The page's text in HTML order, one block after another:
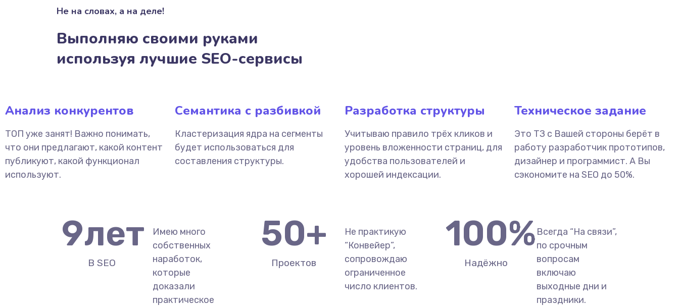
Не на словах, а на деле!
Выполняю своими руками
используя лучшие SEO-сервисы
Анализ конкурентов
ТОП уже занят! Важно понимать,
что они предлагают, какой контент
публикуют, какой функционал
используют.
Семантика с разбивкой
Кластеризация ядра на сегменты
будет использоваться для
составления структуры.
Разработка структуры
Учитываю правило трёх кликов и
уровень вложенности страниц, для
удобства пользователей и
хорошей индексации.
Техническое задание
Это ТЗ с Вашей стороны берёт в
работу разработчик прототипов,
дизайнер и программист. А Вы
сэкономите на SEO до 50%.
9лет
В SEO
Имею много
собственных
наработок,
которые
доказали
практическое
50+
Проектов
Не практикую
“Конвейер”,
сопровождаю
ограниченное
число клиентов.
100%
Надёжно
Всегда “На связи”,
по срочным
вопросам
включаю
выходные дни и
праздники.